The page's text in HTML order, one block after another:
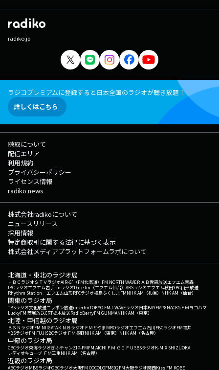
radiko.jp
ラジコプレミアムに登録すると日本全国のラジオが聴き放題！
詳しくはこちら
聴取について
配信エリア
利用規約
プライバシーポリシー
ライセンス情報
radiko news
株式会社radikoについて
ニュースリリース
採用情報
特定商取引に関する法律に基づく表示
株式会社メディアプラットフォームラボについて
北海道・東北のラジオ局
ＨＢＣラジオＳＴＶラジオAIR-G'（FM北海道） FM NORTH WAVEＲＡＢ青森放送エフエム青森
IBCラジオエフエム岩手tbcラジオDate fm（エフエム仙台） ABSラジオエフエム秋田YBC山形放送
Rhythm Station エフエム山形RFCラジオ福島ふくしまFMNHK AM（札幌） NHK AM（仙台）
関東のラジオ局
TBSラジオ文化放送ニッポン放送interfmTOKYO FMJ-WAVEラジオ日本BAYFM78NACK5 ＦＭヨコハマ
LuckyFM 茨城放送CRT栃木放送RadioBerryFM GUNMANHK AM（東京）
北陸・甲信越のラジオ局
ＢＳＮラジオFM NIIGATAＫＮＢラジオ ＦＭとやまMROラジオエフエム石川FBCラジオFM福井
YBSラジオFM FUJISBCラジオ ＦＭ長野NHK AM（東京） NHK AM（名古屋）
中部のラジオ局
CBCラジオ東海ラジオぎふチャンZIP-FMFM AICHI ＦＭ ＧＩＦＵ SBSラジオK-MIX SHIZUOKA
レディオキューブ ＦＭ三重NHK AM（名古屋）
近畿のラジオ局
ABCラジオMBSラジオOBCラジオ大阪FM COCOLOFM802FM大阪ラジオ関西Kiss FM KOBE